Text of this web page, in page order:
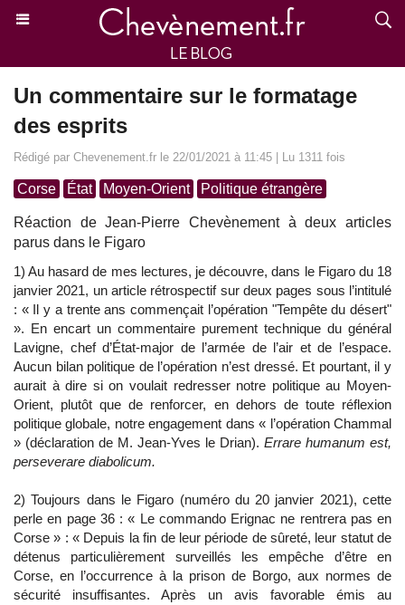
Un commentaire sur le formatage
des esprits
Rédigé par Chevenement.fr le 22/01/2021 à 11:45 | Lu 1311 fois
Corse État Moyen-Orient Politique étrangère
Réaction de Jean-Pierre Chevènement à deux articles
parus dans le Figaro
1) Au hasard de mes lectures, je découvre, dans le Figaro du 18
janvier 2021, un article rétrospectif sur deux pages sous l’intitulé
: « Il y a trente ans commençait l’opération "Tempête du désert"
». En encart un commentaire purement technique du général
Lavigne, chef d’État-major de l’armée de l’air et de l’espace.
Aucun bilan politique de l’opération n’est dressé. Et pourtant, il y
aurait à dire si on voulait redresser notre politique au Moyen-
Orient, plutôt que de renforcer, en dehors de toute réflexion
politique globale, notre engagement dans « l’opération Chammal
» (déclaration de M. Jean-Yves le Drian). Errare humanum est,
perseverare diabolicum.
2) Toujours dans le Figaro (numéro du 20 janvier 2021), cette
perle en page 36 : « Le commando Erignac ne rentrera pas en
Corse » : « Depuis la fin de leur période de sûreté, leur statut de
détenus particulièrement surveillés les empêche d’être en
Corse, en l’occurrence à la prison de Borgo, aux normes de
sécurité insuffisantes. Après un avis favorable émis au